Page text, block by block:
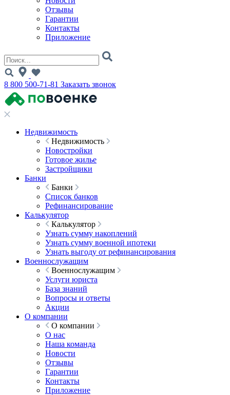
Отзывы
Гарантии
Контакты
Приложение
8 800 500-71-81 Заказать звонок
Недвижимость
Недвижимость
Новостройки
Готовое жилье
Застройщики
Банки
Банки
Список банков
Рефинансирование
Калькулятор
Калькулятор
Узнать сумму накоплений
Узнать сумму военной ипотеки
Узнать выгоду от рефинансирования
Военнослужащим
Военнослужащим
Услуги юриста
База знаний
Вопросы и ответы
Акции
О компании
О компании
О нас
Наша команда
Новости
Отзывы
Гарантии
Контакты
Приложение